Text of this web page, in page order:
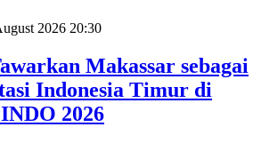
2026 20:30
Makassar sebagai
Indonesia Timur di
2026